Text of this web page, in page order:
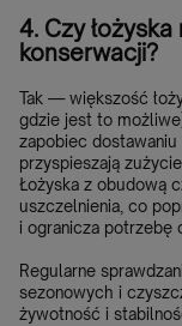
4. Czy
konserwacji?
Tak — większość
gdzie jest to
zapobiec
przyspieszają
Łożyska z obudową
uszczelnienia, co
i ogranicza potrzebę
Regularne
sezonowych i
żywotność i